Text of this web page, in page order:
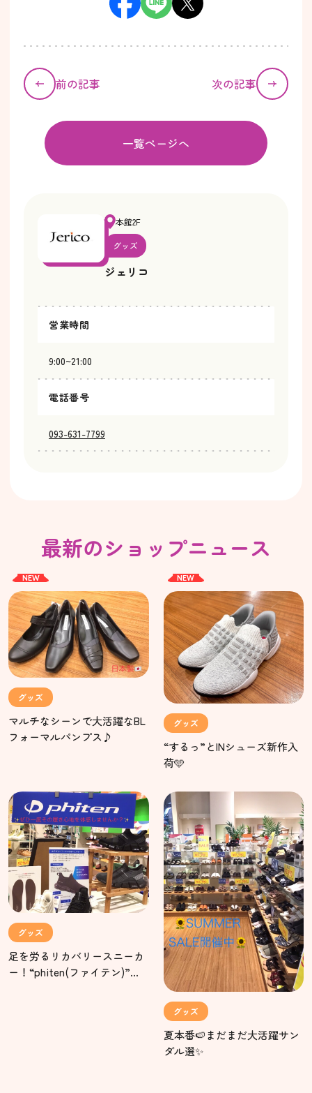
前の記事 次の記事
一覧ページへ
本館2F
グッズ
ジェリコ
営業時間
9:00~21:00
電話番号
093-631-7799
最新のショップニュース
NEW
グッズ
マルチなシーンで大活躍なBL
フォーマルパンプス♪
NEW
グッズ
“するっ”とINシューズ新作入
荷🩵
グッズ
足を労るリカバリースニーカ
ー！“phiten(ファイテン)”入
グッズ
夏本番🍉まだまだ大活躍サン
ダル選✨